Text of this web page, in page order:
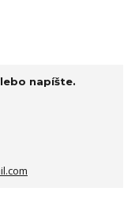
napíšte.